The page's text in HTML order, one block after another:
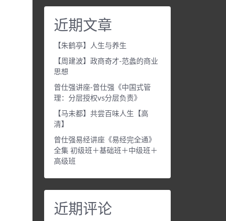
近期文章
【朱鹤亭】人生与养生
【周建波】政商奇才-范蠡的商业
思想
曾仕强讲座-曾仕强《中国式管
理：分层授权vs分层负责》
【马未都】共尝百味人生【高
清】
曾仕强易经讲座《易经完全通》
全集 初级班＋基础班＋中级班＋
高级班
近期评论